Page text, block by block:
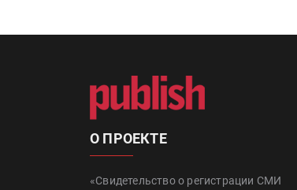
О ПРОЕКТЕ
«Свидетельство о регистрации СМИ